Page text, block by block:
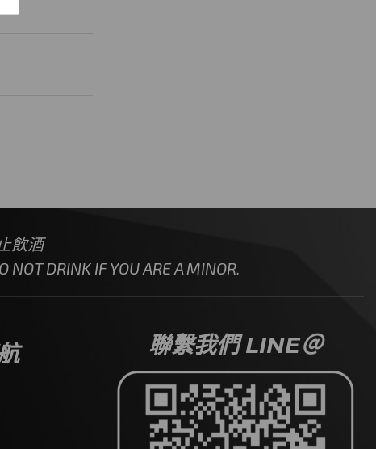
飲酒
NOT DRINK IF YOU ARE A MINOR.
聯繫我們 LINE＠